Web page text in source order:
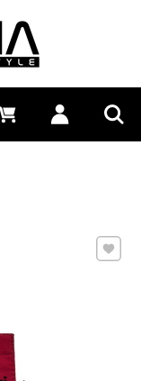
Prihlásiť
0 €
Pridať